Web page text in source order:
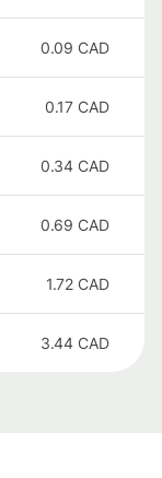
0.09 CAD
0.17 CAD
0.34 CAD
0.69 CAD
1.72 CAD
3.44 CAD